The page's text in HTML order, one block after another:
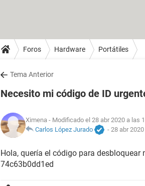
Foros Hardware Portátiles
Tema Anterior
Necesito mi código de ID
Ximena - Modificado el 28 abr 2020 a las
Carlos López Jurado
- 28 abr
Hola, quería el código para
74c63b0dd1ed